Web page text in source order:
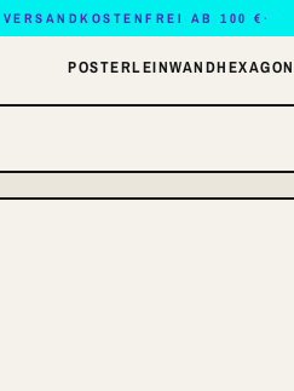
VERSANDKOSTENFREI AB 100 €
POSTERLEINWANDHEXAGON